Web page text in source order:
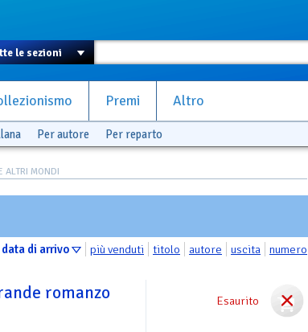
Premi Altro
Per autore Per reparto
ALTRI MONDI
data di arrivo più venduti titolo autore uscita numero
Esaurito
romanzo